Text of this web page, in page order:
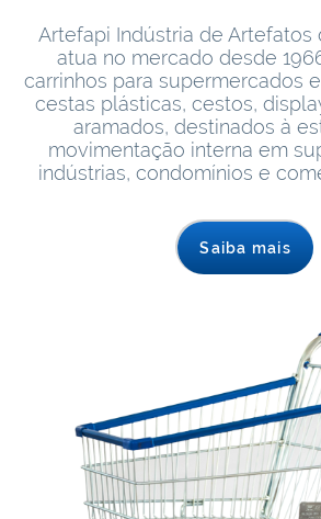
Artefapi Indústria de Artefatos
atua no mercado desde
carrinhos para supermercados
cestas plásticas, cestos,
aramados, destinados à
movimentação interna em
indústrias, condomínios e
Saiba mais